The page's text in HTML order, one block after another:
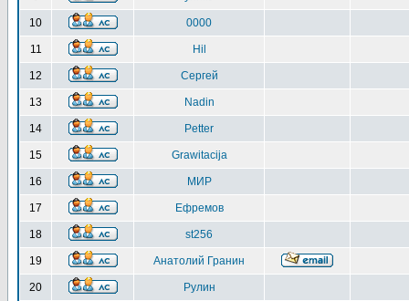
10 0000
11 Hil
12 Сергей
13 Nadin
14 Petter
15 Grawitacija
16 МИР
17 Ефремов
18 st256
19 Анатолий Гранин
20 Рулин